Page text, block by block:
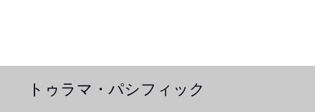
トゥラマ・パシフィック
会社案内
旅のエキスパート